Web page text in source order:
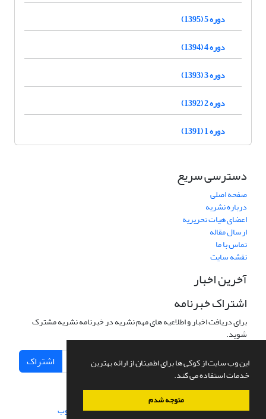
این وب سایت از کوکی ها برای اطمینان از ارائه بهترین
خدمات استفاده می کند.
متوجه شدم
دوره 5 (1395)
دوره 4 (1394)
دوره 3 (1393)
دوره 2 (1392)
دوره 1 (1391)
دسترسی سریع
صفحه اصلی
درباره نشریه
اعضای هیات تحریریه
ارسال مقاله
تماس با ما
نقشه سایت
آخرین اخبار
اشتراک خبرنامه
برای دریافت اخبار و اطلاعیه های مهم نشریه در خبرنامه نشریه مشترک
شوید.
اشتراک
سامانه مدیریت نشریات علمی.طراحی و پیاده سازی از سیناوب